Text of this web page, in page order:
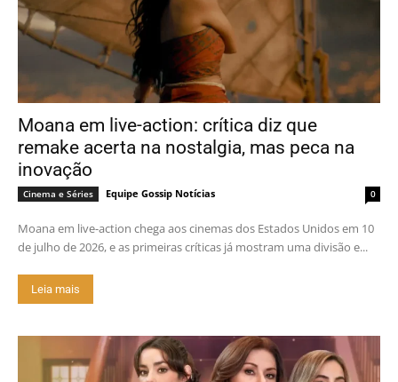
Moana em live-action: crítica diz que
remake acerta na nostalgia, mas peca na
inovação
Cinema e Séries Equipe Gossip Notícias 0
Moana em live-action chega aos cinemas dos Estados Unidos em 10
de julho de 2026, e as primeiras críticas já mostram uma divisão e...
Leia mais